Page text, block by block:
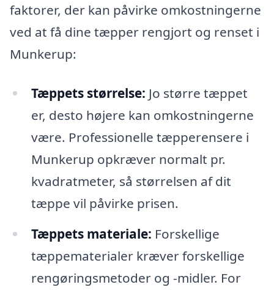
faktorer, der kan påvirke omkostningerne
ved at få dine tæpper rengjort og renset i
Munkerup:
Tæppets størrelse: Jo større tæppet
er, desto højere kan omkostningerne
være. Professionelle tæpperensere i
Munkerup opkræver normalt pr.
kvadratmeter, så størrelsen af dit
tæppe vil påvirke prisen.
Tæppets materiale: Forskellige
tæppematerialer kræver forskellige
rengøringsmetoder og -midler. For